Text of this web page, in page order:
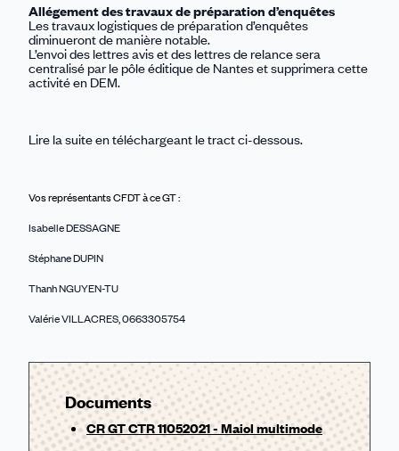
Allégement des travaux de préparation d’enquêtes
Les travaux logistiques de préparation d’enquêtes
diminueront de manière notable.
L’envoi des lettres avis et des lettres de relance sera
centralisé par le pôle éditique de Nantes et supprimera cette
activité en DEM.
Lire la suite en téléchargeant le tract ci-dessous.
Vos représentants CFDT à ce GT :
Isabelle DESSAGNE
Stéphane DUPIN
Thanh NGUYEN-TU
Valérie VILLACRES, 0663305754
Documents
CR GT CTR 11052021 - Maiol multimode